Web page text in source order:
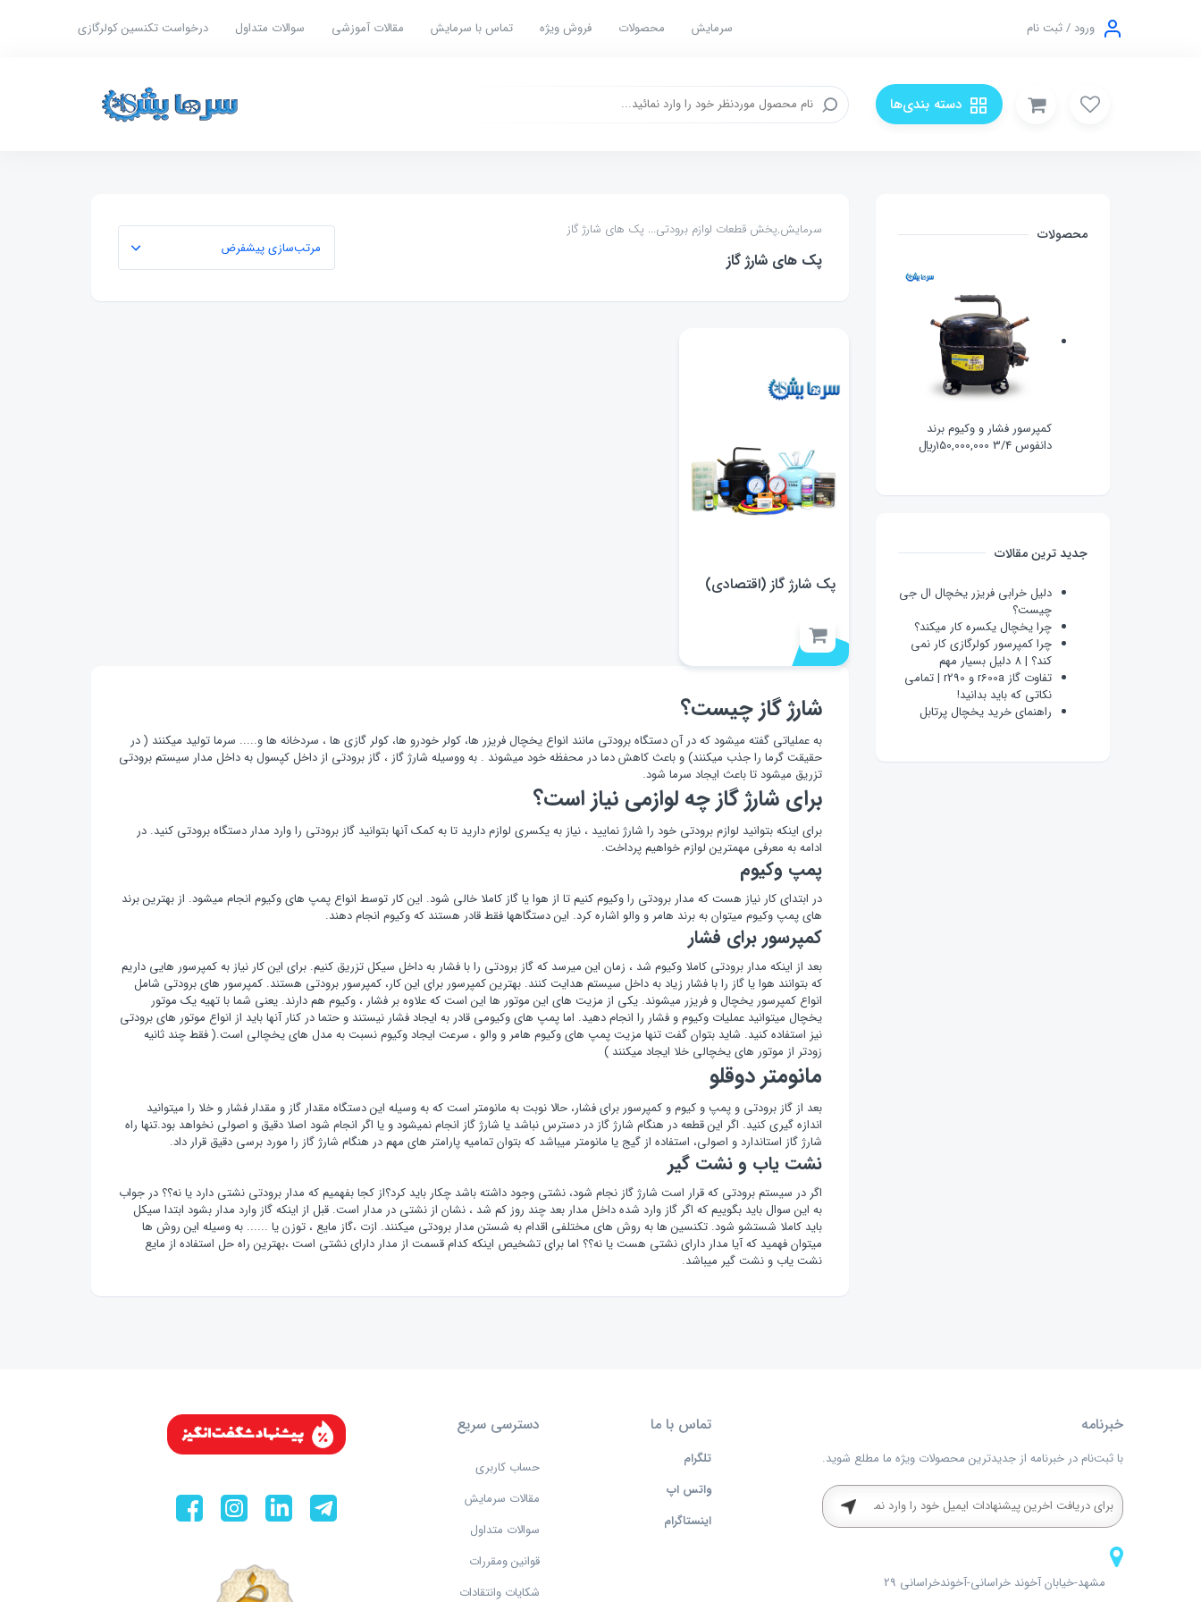
ورود / ثبت نام سرمایش محصولات فروش ویژه تماس با سرمایش مقالات آموزشی سوالات متداول درخواست تکنسین کولرگازی
دسته بندی‌ها
سرمایش,پخش قطعات لوازم برودتی... پک های شارژ گاز
پک های شارژ گاز
پک شارژ گاز (اقتصادی)
شارژ گاز چیست؟
به عملیاتی گفته میشود که در آن دستگاه برودتی مانند انواع یخچال فریزر ها، کولر خودرو ها، کولر گازی ها ، سردخانه ها و..... سرما تولید میکنند ( در
حقیقت گرما را جذب میکنند) و باعث کاهش دما در محفظه خود میشوند . به ووسیله شارژ گاز ، گاز برودتی از داخل کپسول به داخل مدار سیستم برودتی
تزریق میشود تا باعث ایجاد سرما شود.
برای شارژ گاز چه لوازمی نیاز است؟
برای اینکه بتوانید لوازم برودتی خود را شارژ نمایید ، نیاز به یکسری لوازم دارید تا به کمک آنها بتوانید گاز برودتی را وارد مدار دستگاه برودتی کنید. در
ادامه به معرفی مهمترین لوازم خواهیم پرداخت.
پمپ وکیوم
در ابتدای کار نیاز هست که مدار برودتی را وکیوم کنیم تا از هوا یا گاز کاملا خالی شود. این کار توسط انواع پمپ های وکیوم انجام میشود. از بهترین برند
های پمپ وکیوم میتوان به برند هامر و والو اشاره کرد. این دستگاهها فقط قادر هستند که وکیوم انجام دهند.
کمپرسور برای فشار
بعد از اینکه مدار برودتی کاملا وکیوم شد ، زمان این میرسد که گاز برودتی را با فشار به داخل سیکل تزریق کنیم. برای این کار نیاز به کمپرسور هایی داریم
که بتوانند هوا یا گاز را با فشار زیاد به داخل سیستم هدایت کنند. بهترین کمپرسور برای این کار، کمپرسور برودتی هستند. کمپرسور های برودتی شامل
انواع کمپرسور یخچال و فریزر میشوند. یکی از مزیت های این موتور ها این است که علاوه بر فشار ، وکیوم هم دارند. یعنی شما با تهیه یک موتور
یخچال میتوانید عملیات وکیوم و فشار را انجام دهید. اما پمپ های وکیومی قادر به ایجاد فشار نیستند و حتما در کنار آنها باید از انواع موتور های برودتی
نیز استفاده کنید. شاید بتوان گفت تنها مزیت پمپ های وکیوم هامر و والو ، سرعت ایجاد وکیوم نسبت به مدل های یخچالی است.( فقط چند ثانیه
زودتر از موتور های یخچالی خلا ایجاد میکنند )
مانومتر دوقلو
بعد از گاز برودتی و پمپ و کیوم و کمپرسور برای فشار، حالا نوبت به مانومتر است که به وسیله این دستگاه مقدار گاز و مقدار فشار و خلا را میتوانید
اندازه گیری کنید. اگر این قطعه در هنگام شارژ گاز در دسترس نباشد یا شارژ گاز انجام نمیشود و یا اگر انجام شود اصلا دقیق و اصولی نخواهد بود.تنها راه
شارژ گاز استاندارد و اصولی، استفاده از گیج یا مانومتر میباشد که بتوان تمامیه پارامتر های مهم در هنگام شارژ گاز را مورد برسی دقیق قرار داد.
نشت یاب و نشت گیر
اگر در سیستم برودتی که قرار است شارژ گاز نجام شود، نشتی وجود داشته باشد چکار باید کرد؟از کجا بفهمیم که مدار برودتی نشتی دارد یا نه؟؟ در جواب
به این سوال باید بگوییم که اگر گاز وارد شده داخل مدار بعد چند روز کم شد ، نشان از نشتی در مدار است. قبل از اینکه گاز وارد مدار بشود ابتدا سیکل
باید کاملا شستشو شود. تکنسین ها به روش های مختلفی اقدام به شستن مدار برودتی میکنند. ازت ،گاز مایع ، توزن یا ...... به وسیله این روش ها
میتوان فهمید که آیا مدار دارای نشتی هست یا نه؟؟ اما برای تشخیص اینکه کدام قسمت از مدار دارای نشتی است ،بهترین راه حل استفاده از مایع
نشت یاب و نشت گیر میباشد.
محصولات
کمپرسور فشار و وکیوم برند
دانفوس 3/4
150,000,000﷼
جدید ترین مقالات
دلیل خرابی فریزر یخچال ال جی
چیست؟
چرا یخچال یکسره کار میکند؟
چرا کمپرسور کولرگازی کار نمی
کند؟ | 8 دلیل بسیار مهم
تفاوت گاز r600a و r290 | تمامی
نکاتی که باید بدانید!
راهنمای خرید یخچال پرتابل
خبرنامه
با ثبت‌نام در خبرنامه از جدیدترین محصولات ویژه ما مطلع شوید.
مشهد-خیابان آخوند خراسانی-آخوندخراسانی 29
تماس با ما
تلگرام
واتس اپ
اینستاگرام
دسترسی سریع
حساب کاربری
مقالات سرمایش
سوالات متداول
قوانین ومقررات
شکایات وانتقادات